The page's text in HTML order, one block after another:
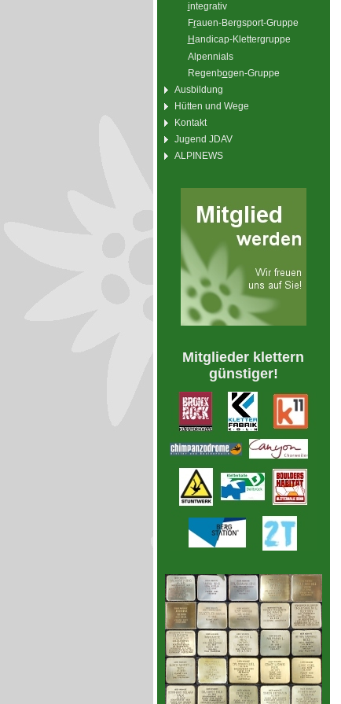
integrativ
Frauen-Bergsport-Gruppe
Handicap-Klettergruppe
Alpennials
Regenbogen-Gruppe
Ausbildung
Hütten und Wege
Kontakt
Jugend JDAV
ALPINEWS
Mitglieder klettern
günstiger!